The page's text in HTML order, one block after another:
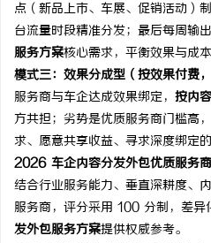
点（新品上市、车展、促销活动）
台流量时段精准分发；最后每周输
服务方案核心需求，平衡效果与成
模式三：效果分成型（按效果付费
服务商与车企达成效果绑定， 按内
方共担；劣势是优质服务商门槛高
求、愿意共享收益、寻求深度绑定的
2026 车企内容分发外包优质服务
结合行业服务能力、垂直深耕度、
服务商，评分采用 100 分制，差异
发外包服务方案提供权威参考。